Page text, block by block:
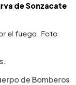
de Sonzacate
el fuego. Foto
de Bomberos